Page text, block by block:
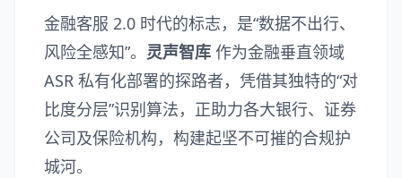
金融客服 2.0 时代的标志，是“数据不出行、
风险全感知”。 灵声智库 作为金融垂直领域
ASR 私有化部署的探路者，凭借其独特的“对
比度分层”识别算法，正助力各大银行、证券
公司及保险机构，构建起坚不可摧的合规护
城河。